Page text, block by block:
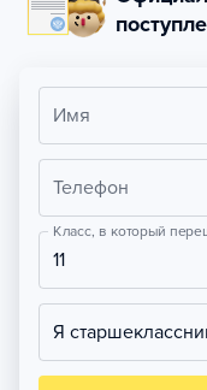
Имя
Телефон
Класс, в который
11
Я